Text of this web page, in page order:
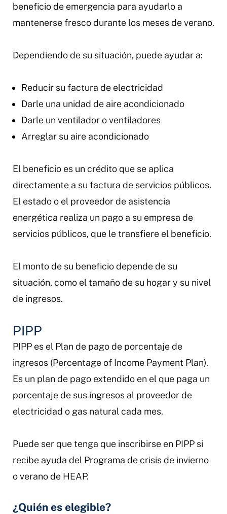
beneficio de emergencia para ayudarlo a
mantenerse fresco durante los meses de verano.
Dependiendo de su situación, puede ayudar a:
Reducir su factura de electricidad
Darle una unidad de aire acondicionado
Darle un ventilador o ventiladores
Arreglar su aire acondicionado
El beneficio es un crédito que se aplica
directamente a su factura de servicios públicos.
El estado o el proveedor de asistencia
energética realiza un pago a su empresa de
servicios públicos, que le transfiere el beneficio.
El monto de su beneficio depende de su
situación, como el tamaño de su hogar y su nivel
de ingresos.
PIPP
PIPP es el Plan de pago de porcentaje de
ingresos (Percentage of Income Payment Plan).
Es un plan de pago extendido en el que paga un
porcentaje de sus ingresos al proveedor de
electricidad o gas natural cada mes.
Puede ser que tenga que inscribirse en PIPP si
recibe ayuda del Programa de crisis de invierno
o verano de HEAP.
¿Quién es elegible?